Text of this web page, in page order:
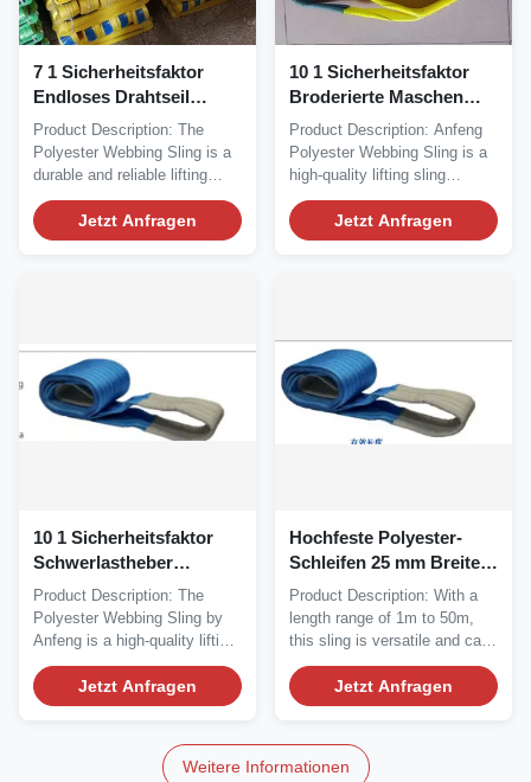
7 1 Sicherheitsfaktor
Endloses Drahtseil
Schlinge Langlebig und
robust mit 2 Tonnen
Arbeitslastgrenze
Product Description: The
Polyester Webbing Sling is a
durable and reliable lifting
sling designed...
Jetzt Anfragen
10 1 Sicherheitsfaktor
Broderierte Maschen
Spitze Stoff für den
sicheren Transport
unerlässlich
Product Description: Anfeng
Polyester Webbing Sling is a
high-quality lifting sling
designed for...
Jetzt Anfragen
10 1 Sicherheitsfaktor
Schwerlastheber
Schleifen
Materialintegrität und
Zuverlässigkeit
Product Description: The
Polyester Webbing Sling by
Anfeng is a high-quality lifting
accessory...
Jetzt Anfragen
Hochfeste Polyester-
Schleifen 25 mm Breite
Flachseil
Endbefestigungen Länge
1m-50m
Product Description: With a
length range of 1m to 50m,
this sling is versatile and can
be used...
Jetzt Anfragen
Weitere Informationen